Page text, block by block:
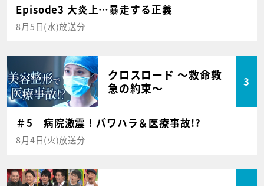
Episode3 大炎上…暴走する正義
8月5日(水)放送分
クロスロード ～救命救
急の約束～
3
＃5 病院激震！パワハラ＆医療事故!?
8月4日(火)放送分